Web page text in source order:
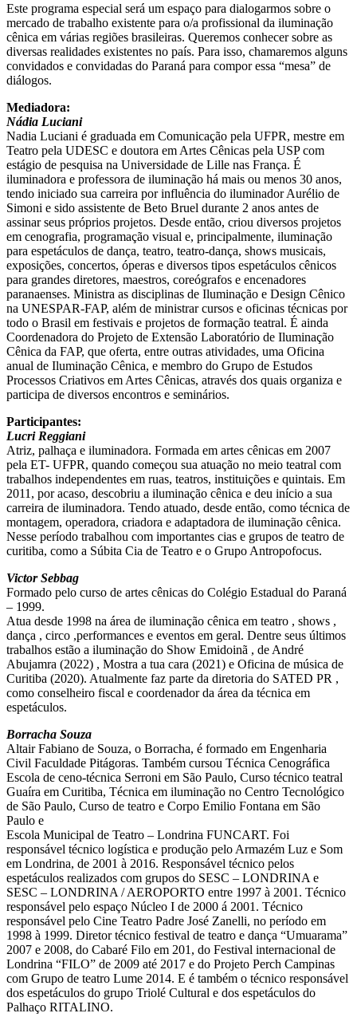
Este programa especial será um espaço para dialogarmos sobre o
mercado de trabalho existente para o/a profissional da iluminação
cênica em várias regiões brasileiras. Queremos conhecer sobre as
diversas realidades existentes no país. Para isso, chamaremos alguns
convidados e convidadas do Paraná para compor essa “mesa” de
diálogos.
Mediadora:
Nádia Luciani
Nadia Luciani é graduada em Comunicação pela UFPR, mestre em
Teatro pela UDESC e doutora em Artes Cênicas pela USP com
estágio de pesquisa na Universidade de Lille nas França. É
iluminadora e professora de iluminação há mais ou menos 30 anos,
tendo iniciado sua carreira por influência do iluminador Aurélio de
Simoni e sido assistente de Beto Bruel durante 2 anos antes de
assinar seus próprios projetos. Desde então, criou diversos projetos
em cenografia, programação visual e, principalmente, iluminação
para espetáculos de dança, teatro, teatro-dança, shows musicais,
exposições, concertos, óperas e diversos tipos espetáculos cênicos
para grandes diretores, maestros, coreógrafos e encenadores
paranaenses. Ministra as disciplinas de Iluminação e Design Cênico
na UNESPAR-FAP, além de ministrar cursos e oficinas técnicas por
todo o Brasil em festivais e projetos de formação teatral. É ainda
Coordenadora do Projeto de Extensão Laboratório de Iluminação
Cênica da FAP, que oferta, entre outras atividades, uma Oficina
anual de Iluminação Cênica, e membro do Grupo de Estudos
Processos Criativos em Artes Cênicas, através dos quais organiza e
participa de diversos encontros e seminários.
Participantes:
Lucri Reggiani
Atriz, palhaça e iluminadora. Formada em artes cênicas em 2007
pela ET- UFPR, quando começou sua atuação no meio teatral com
trabalhos independentes em ruas, teatros, instituições e quintais. Em
2011, por acaso, descobriu a iluminação cênica e deu início a sua
carreira de iluminadora. Tendo atuado, desde então, como técnica de
montagem, operadora, criadora e adaptadora de iluminação cênica.
Nesse período trabalhou com importantes cias e grupos de teatro de
curitiba, como a Súbita Cia de Teatro e o Grupo Antropofocus.
Victor Sebbag
Formado pelo curso de artes cênicas do Colégio Estadual do Paraná
– 1999.
Atua desde 1998 na área de iluminação cênica em teatro , shows ,
dança , circo ,performances e eventos em geral. Dentre seus últimos
trabalhos estão a iluminação do Show Emidoinã , de André
Abujamra (2022) , Mostra a tua cara (2021) e Oficina de música de
Curitiba (2020). Atualmente faz parte da diretoria do SATED PR ,
como conselheiro fiscal e coordenador da área da técnica em
espetáculos.
Borracha Souza
Altair Fabiano de Souza, o Borracha, é formado em Engenharia
Civil Faculdade Pitágoras. Também cursou Técnica Cenográfica
Escola de ceno-técnica Serroni em São Paulo, Curso técnico teatral
Guaíra em Curitiba, Técnica em iluminação no Centro Tecnológico
de São Paulo, Curso de teatro e Corpo Emilio Fontana em São
Paulo e
Escola Municipal de Teatro – Londrina FUNCART. Foi
responsável técnico logística e produção pelo Armazém Luz e Som
em Londrina, de 2001 à 2016. Responsável técnico pelos
espetáculos realizados com grupos do SESC – LONDRINA e
SESC – LONDRINA / AEROPORTO entre 1997 à 2001. Técnico
responsável pelo espaço Núcleo I de 2000 á 2001. Técnico
responsável pelo Cine Teatro Padre José Zanelli, no período em
1998 à 1999. Diretor técnico festival de teatro e dança “Umuarama”
2007 e 2008, do Cabaré Filo em 201, do Festival internacional de
Londrina “FILO” de 2009 até 2017 e do Projeto Perch Campinas
com Grupo de teatro Lume 2014. E é também o técnico responsável
dos espetáculos do grupo Triolé Cultural e dos espetáculos do
Palhaço RITALINO.